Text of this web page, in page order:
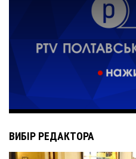
ВИБІР РЕДАКТОРА